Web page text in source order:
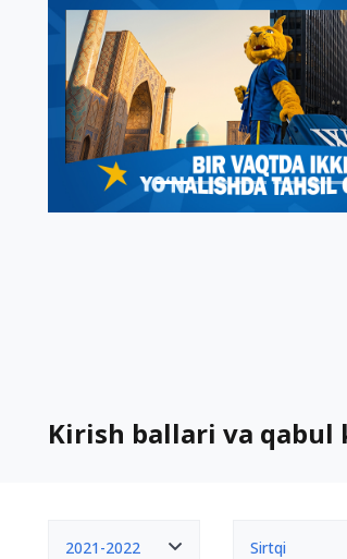
Kirish ballari va qabul
2021-2022 Sirtqi